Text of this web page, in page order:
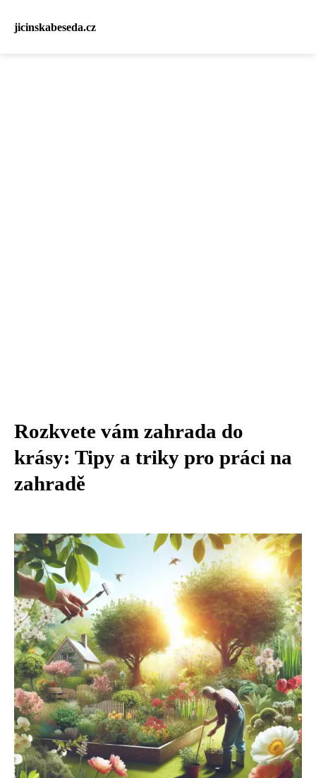
jicinskabeseda.cz
Rozkvete vám zahrada do
krásy: Tipy a triky pro práci na
zahradě